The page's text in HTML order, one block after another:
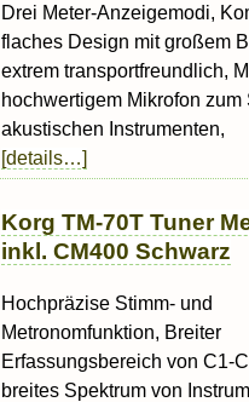
Drei Meter-Anzeigemodi,
flaches Design mit großem
extrem transportfreundlich,
hochwertigem Mikrofon zum
akustischen Instrumenten,
[details…]
Korg TM-70T Tuner
inkl. CM400 Schwarz
Hochpräzise Stimm- und
Metronomfunktion, Breiter
Erfassungsbereich von C1-
breites Spektrum von